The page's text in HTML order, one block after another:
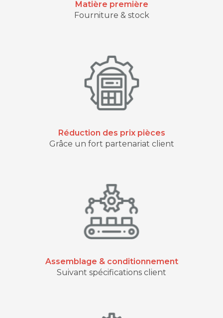
Matière première
Fourniture & stock
Réduction des prix pièces
Grâce un fort partenariat client
Assemblage & conditionnement
Suivant spécifications client